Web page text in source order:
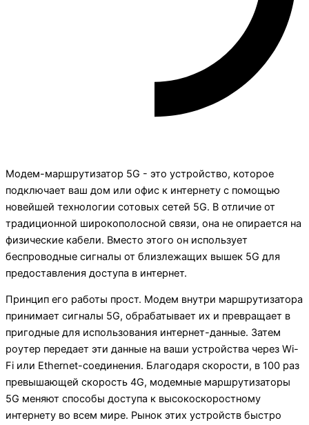
Модем-маршрутизатор 5G - это устройство, которое
подключает ваш дом или офис к интернету с помощью
новейшей технологии сотовых сетей 5G. В отличие от
традиционной широкополосной связи, она не опирается на
физические кабели. Вместо этого он использует
беспроводные сигналы от близлежащих вышек 5G для
предоставления доступа в интернет.
Принцип его работы прост. Модем внутри маршрутизатора
принимает сигналы 5G, обрабатывает их и превращает в
пригодные для использования интернет-данные. Затем
роутер передает эти данные на ваши устройства через Wi-
Fi или Ethernet-соединения. Благодаря скорости, в 100 раз
превышающей скорость 4G, модемные маршрутизаторы
5G меняют способы доступа к высокоскоростному
интернету во всем мире. Рынок этих устройств быстро